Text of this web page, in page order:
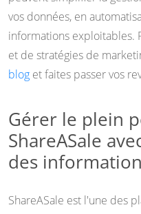
vos données, en
informations exploitables.
et de stratégies de
blog et faites passer vos
Gérer le plein
ShareASale
des
ShareASale est l'une des